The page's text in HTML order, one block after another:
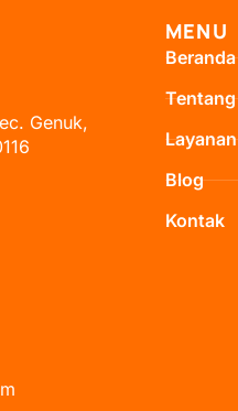
Genuk,
MENU
Beranda
Tentang
Layanan
Blog
Kontak